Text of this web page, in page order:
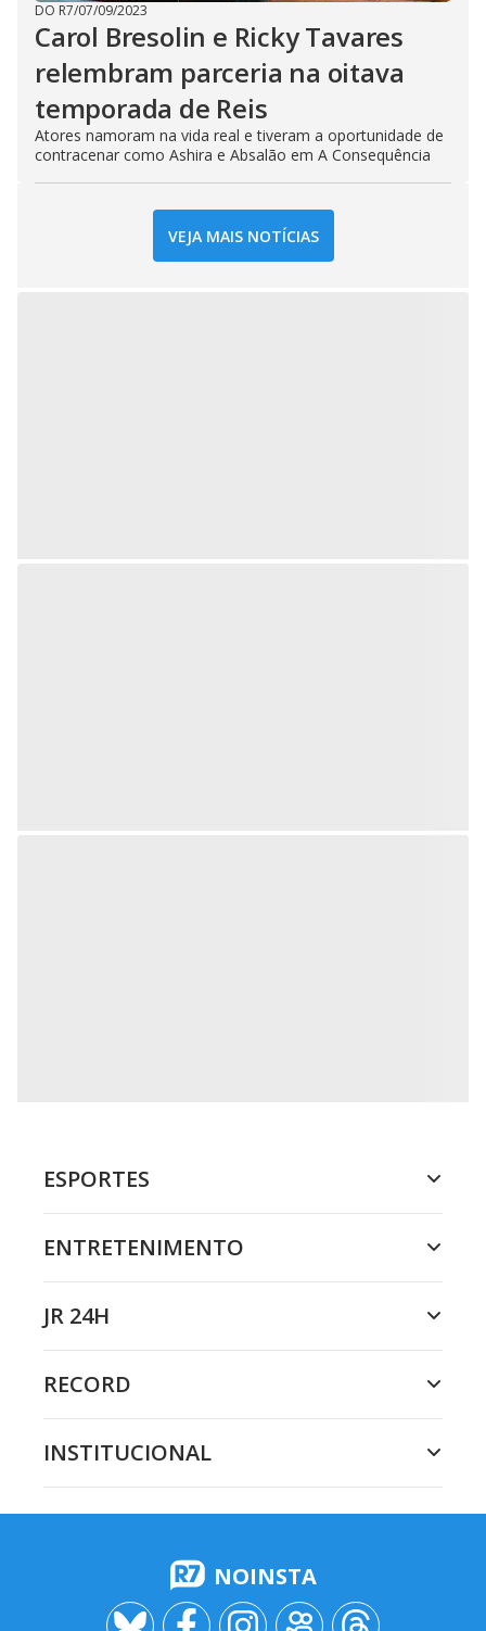
DO R7/07/09/2023
Carol Bresolin e Ricky Tavares
relembram parceria na oitava
temporada de Reis
Atores namoram na vida real e tiveram a oportunidade de
contracenar como Ashira e Absalão em A Consequência
VEJA MAIS NOTÍCIAS
ESPORTES
ENTRETENIMENTO
JR 24H
RECORD
INSTITUCIONAL
NOINSTA